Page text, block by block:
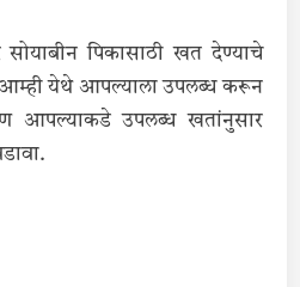
पिकासाठी खत देण्याचे
येथे आपल्याला उपलब्ध करून
आपल्याकडे उपलब्ध खतांनुसार